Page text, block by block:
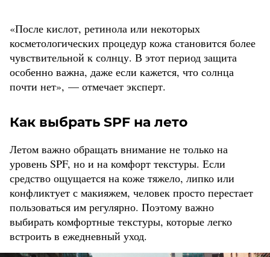
«После кислот, ретинола или некоторых
косметологических процедур кожа становится более
чувствительной к солнцу. В этот период защита
особенно важна, даже если кажется, что солнца
почти нет», — отмечает эксперт.
Как выбрать SPF на лето
Летом важно обращать внимание не только на
уровень SPF, но и на комфорт текстуры. Если
средство ощущается на коже тяжело, липко или
конфликтует с макияжем, человек просто перестает
пользоваться им регулярно. Поэтому важно
выбирать комфортные текстуры, которые легко
встроить в ежедневный уход.